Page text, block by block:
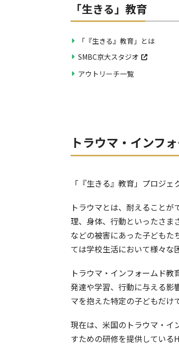
「生きる」教育
「『生きる』教育」とは
SMBC京大スタジオ
アウトリーチ一覧
トラウマ・インフ
「『生きる』教育」プロジ
トラウマとは、耐えること
理、身体、行動といったさま
などの被害にあった子どもた
ては学校生活において様々な
トラウマ・インフォームド
発達や学習、行動に与える影
マを抱えた特定の子どもだけ
現在は、米国のトラウマ・イ
すための研修を提供してい